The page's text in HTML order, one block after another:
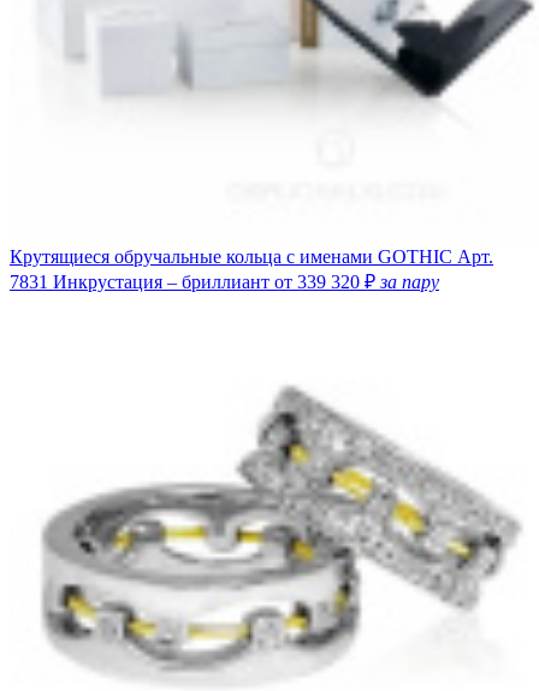
Крутящиеся обручальные кольца с именами GOTHIC Арт.
7831 Инкрустация – бриллиант от 339 320 ₽за пару